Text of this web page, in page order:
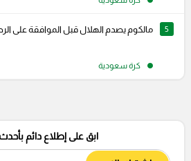
5 مالكوم يصدم الهلال قبل الموافقة على
كرة سعودية
ابق على إطلاع دائم بأحدث